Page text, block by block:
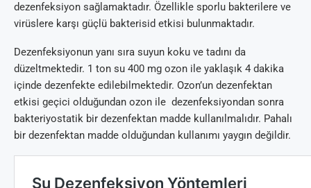
dezenfeksiyon sağlamaktadır. Özellikle sporlu bakterilere ve
virüslere karşı güçlü bakterisid etkisi bulunmaktadır.
Dezenfeksiyonun yanı sıra suyun koku ve tadını da
düzeltmektedir. 1 ton su 400 mg ozon ile yaklaşık 4 dakika
içinde dezenfekte edilebilmektedir. Ozon’un dezenfektan
etkisi geçici olduğundan ozon ile dezenfeksiyondan sonra
bakteriyostatik bir dezenfektan madde kullanılmalıdır. Pahalı
bir dezenfektan madde olduğundan kullanımı yaygın değildir.